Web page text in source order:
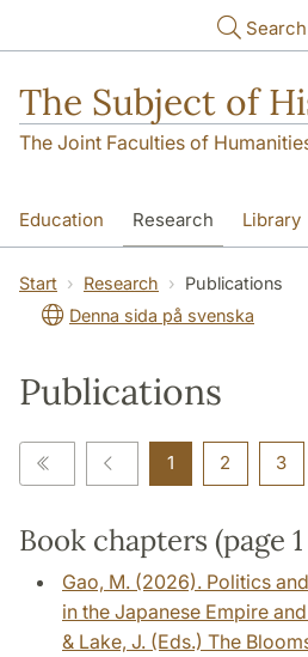
Search
The Subject of
The Joint Faculties of
Education Research Library
About us Accessibility
Start Research
Publications
Denna sida på svenska
Publications
1 2 3
Book chapters (page
Gao, M. (2026). Politics
in the Japanese Empire
& Lake, J. (Eds.) The